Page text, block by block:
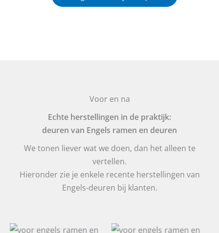
Voor en na
Echte herstellingen in de praktijk:
deuren van Engels ramen en deuren
We tonen liever wat we doen, dan het alleen te
vertellen.
Hieronder zie je enkele recente herstellingen van
Engels-deuren bij klanten.